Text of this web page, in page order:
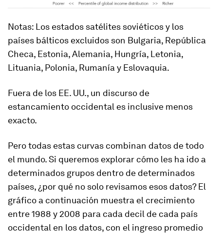
Notas: Los estados satélites soviéticos y los
países bálticos excluidos son Bulgaria, República
Checa, Estonia, Alemania, Hungría, Letonia,
Lituania, Polonia, Rumanía y Eslovaquia.
Fuera de los EE. UU., un discurso de
estancamiento occidental es inclusive menos
exacto.
Pero todas estas curvas combinan datos de todo
el mundo. Si queremos explorar cómo les ha ido a
determinados grupos dentro de determinados
países, ¿por qué no solo revisamos esos datos? El
gráfico a continuación muestra el crecimiento
entre 1988 y 2008 para cada decil de cada país
occidental en los datos, con el ingreso promedio